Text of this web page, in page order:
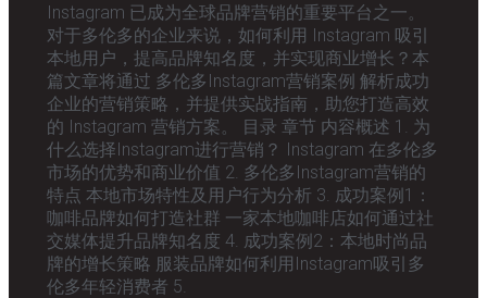
Instagram 已成为全球品牌营销的重要平台之一。
对于多伦多的企业来说，如何利用 Instagram 吸引
本地用户，提高品牌知名度，并实现商业增长？本
篇文章将通过 多伦多Instagram营销案例 解析成功
企业的营销策略，并提供实战指南，助您打造高效
的 Instagram 营销方案。 目录 章节 内容概述 1. 为
什么选择Instagram进行营销？ Instagram 在多伦多
市场的优势和商业价值 2. 多伦多Instagram营销的
特点 本地市场特性及用户行为分析 3. 成功案例1：
咖啡品牌如何打造社群 一家本地咖啡店如何通过社
交媒体提升品牌知名度 4. 成功案例2：本地时尚品
牌的增长策略 服装品牌如何利用Instagram吸引多
伦多年轻消费者 5.